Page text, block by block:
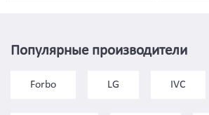
Популярные производители
Forbo LG IVC